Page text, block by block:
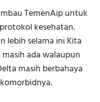
TemenAip untuk
kesehatan.
lebih selama ini Kita
ada walaupun
masih berbahaya